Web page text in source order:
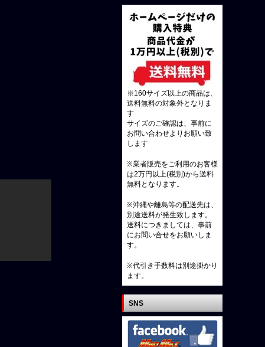
※160サイズ以上の商品は、
送料無料の対象外となりま
す
サイズのご確認は、事前に
お問い合わせよりお願い致
します
※業者販売をご利用のお客様
は2万円以上(税別)から送料
無料となります。
※沖縄や離島等の配送先は、
別途送料が発生致します。
送料につきましては、事前
にお問い合せをお願いしま
す。
※代引き手数料は別途掛かり
ます。
SNS